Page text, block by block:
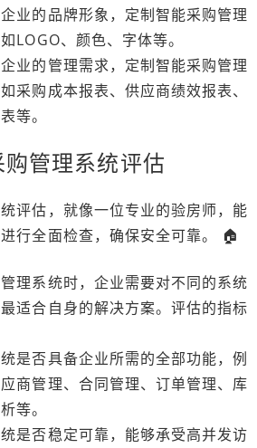
业的品牌形象，定制智能采购管理
LOGO、颜色、字体等。
业的管理需求，定制智能采购管理
采购成本报表、供应商绩效报表、
等。
管理系统评估
评估，就像一位专业的验房师，能
行全面检查，确保安全可靠。 🏠
理系统时，企业需要对不同的系统
适合自身的解决方案。评估的指标
是否具备企业所需的全部功能，例
商管理、合同管理、订单管理、库
等。
是否稳定可靠，能够承受高并发访